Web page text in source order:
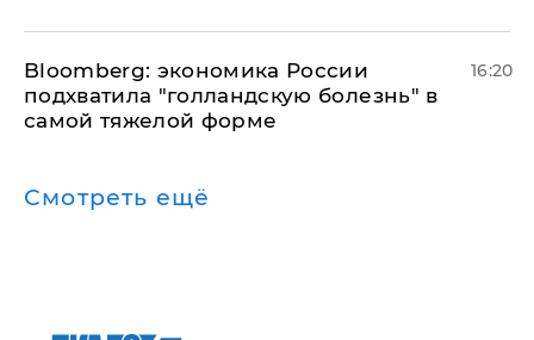
Bloomberg: экономика России
подхватила "голландскую болезнь" в
самой тяжелой форме
16:20
Смотреть ещё